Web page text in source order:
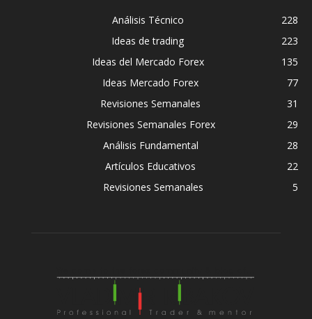
Análisis Técnico
228
Ideas de trading
223
Ideas del Mercado Forex
135
Ideas Mercado Forex
77
Revisiones Semanales
31
Revisiones Semanales Forex
29
Análisis Fundamental
28
Artículos Educativos
22
Revisiones Semanales
5